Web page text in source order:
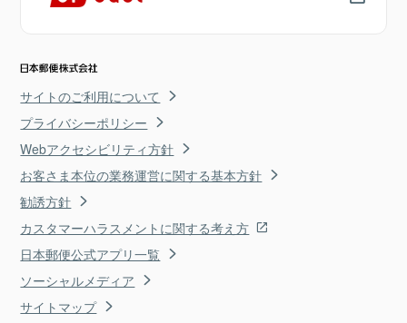
サイトのご利用について
プライバシーポリシー
Webアクセシビリティ方針
お客さま本位の業務運営に関する基本方針
勧誘方針
カスタマーハラスメントに関する考え方
日本郵便公式アプリ一覧
ソーシャルメディア
サイトマップ